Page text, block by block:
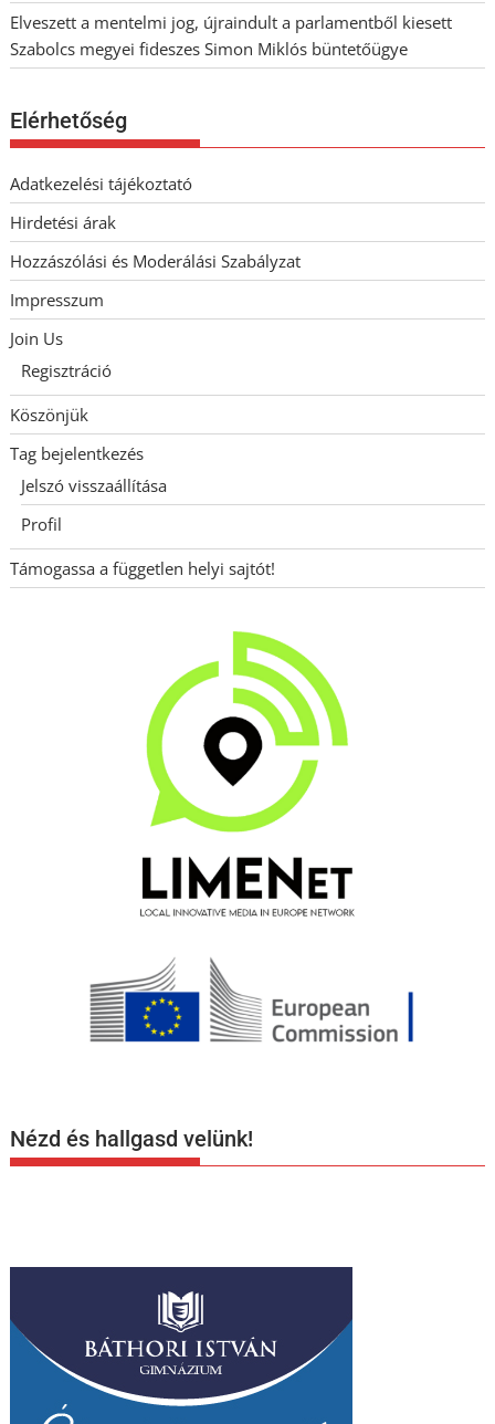
Elveszett a mentelmi jog, újraindult a parlamentből kiesett
Szabolcs megyei fideszes Simon Miklós büntetőügye
Elérhetőség
Adatkezelési tájékoztató
Hirdetési árak
Hozzászólási és Moderálási Szabályzat
Impresszum
Join Us
Regisztráció
Köszönjük
Tag bejelentkezés
Jelszó visszaállítása
Profil
Támogassa a független helyi sajtót!
Nézd és hallgasd velünk!